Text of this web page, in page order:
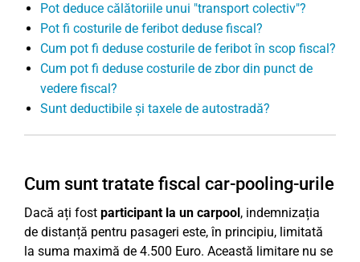
Pot deduce călătoriile unui "transport colectiv"?
Pot fi costurile de feribot deduse fiscal?
Cum pot fi deduse costurile de feribot în scop fiscal?
Cum pot fi deduse costurile de zbor din punct de
vedere fiscal?
Sunt deductibile și taxele de autostradă?
Cum sunt tratate fiscal car-pooling-urile
Dacă ați fost participant la un carpool, indemnizația
de distanță pentru pasageri este, în principiu, limitată
la suma maximă de 4.500 Euro. Această limitare nu se